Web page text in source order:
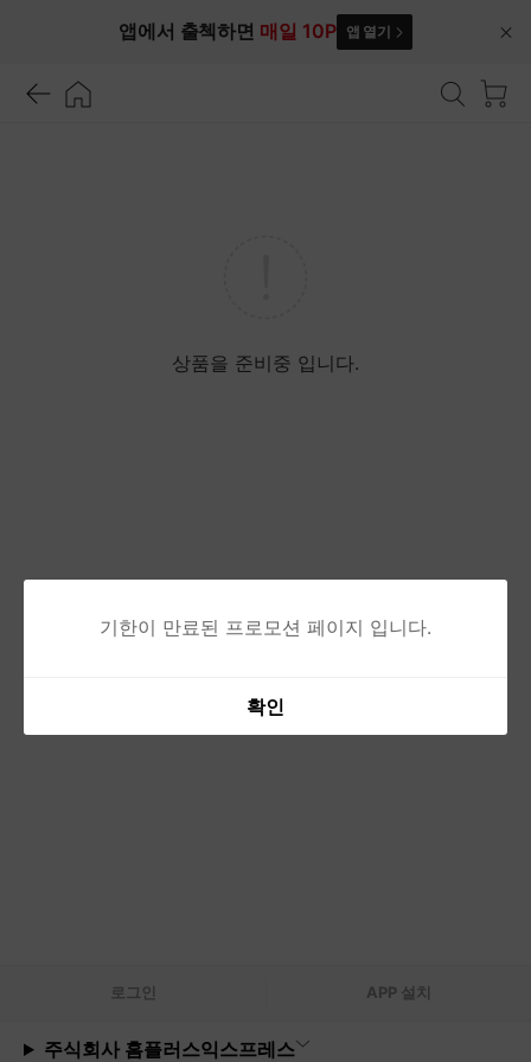
앱에서 출첵하면 매일 10P 앱 열기
닫
상품을 준비중 입니다.
로그 인 APP 설치
주식회사 홈플러스익스프레스
기한이 만료된 프로모션 페이지 입니다.
확인